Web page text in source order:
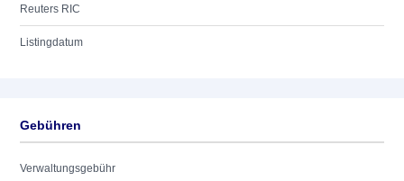
Reuters RIC
Listingdatum
Gebühren
Verwaltungsgebühr